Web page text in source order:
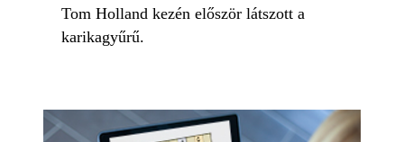
Tom Holland kezén először látszott a
karikagyűrű.